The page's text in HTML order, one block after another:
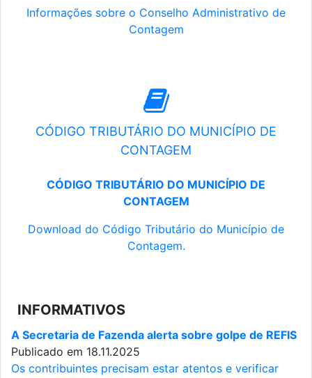
Informações sobre o Conselho Administrativo de
Contagem
CÓDIGO TRIBUTÁRIO DO MUNICÍPIO DE
CONTAGEM
CÓDIGO TRIBUTÁRIO DO MUNICÍPIO DE
CONTAGEM
Download do Código Tributário do Município de
Contagem.
INFORMATIVOS
A Secretaria de Fazenda alerta sobre golpe de REFIS
Publicado em 18.11.2025
Os contribuintes precisam estar atentos e verificar